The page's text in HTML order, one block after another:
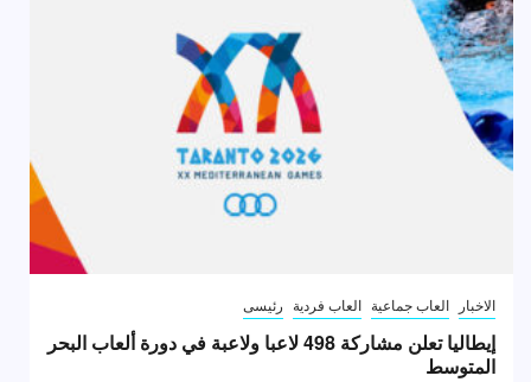
الاخبار العاب جماعية العاب فردية رئيسى
إيطاليا تعلن مشاركة 498 لاعبا ولاعبة في دورة ألعاب البحر
المتوسط